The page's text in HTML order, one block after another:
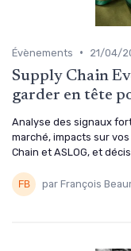
Évènements • 21/04/
Supply Chain
garder en tête
Analyse des signaux
marché, impacts sur
Chain et ASLOG, et
par François